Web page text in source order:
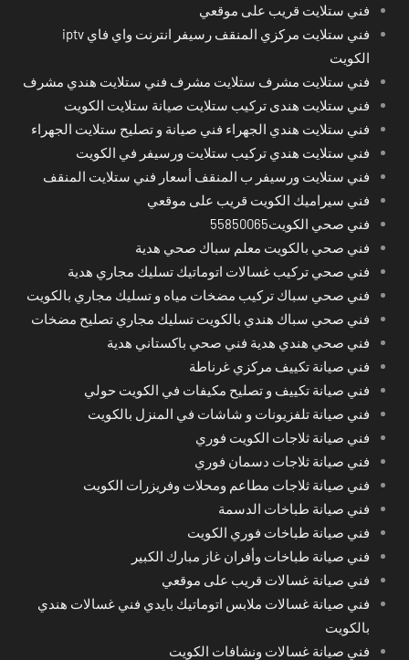
فني ستلايت قريب على موقعي
فني ستلايت مركزي المنقف رسيفر انترنت واي فاي iptv
الكويت
فني ستلايت مشرف ستلايت مشرف فني ستلايت هندي مشرف
فني ستلايت هندى تركيب ستلايت صيانة ستلايت الكويت
فني ستلايت هندي الجهراء فني صيانة و تصليح ستلايت الجهراء
فني ستلايت هندي تركيب ستلايت ورسيفر في الكويت
فني ستلايت ورسيفر ب المنقف أسعار فني ستلايت المنقف
فني سيراميك الكويت قريب على موقعي
فني صحي الكويت55850065
فني صحي بالكويت معلم سباك صحي هدية
فني صحي تركيب غسالات اتوماتيك تسليك مجاري هدية
فني صحي سباك تركيب مضخات مياه و تسليك مجاري بالكويت
فني صحي سباك هندي بالكويت تسليك مجاري تصليح مضخات
فني صحي هندي هدية فني صحي باكستاني هدية
فني صيانة تكييف مركزي غرناطة
فني صيانة تكييف و تصليح مكيفات في الكويت حولي
فني صيانة تلفزيونات و شاشات في المنزل بالكويت
فني صيانة ثلاجات الكويت فوري
فني صيانة ثلاجات دسمان فوري
فني صيانة ثلاجات مطاعم ومحلات وفريزرات الكويت
فني صيانة طباخات الدسمة
فني صيانة طباخات فوري الكويت
فني صيانة طباخات وأفران غاز مبارك الكبير
فني صيانة غسالات قريب على موقعي
فني صيانة غسالات ملابس اتوماتيك بايدي فني غسالات هندي
بالكويت
فني صيانة غسالات ونشافات الكويت